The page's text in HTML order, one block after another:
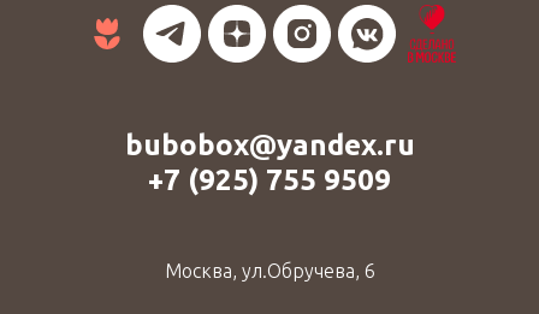
bubobox@yandex.ru
+7 (925) 755 9509
Москва, ул.Обручева, 6